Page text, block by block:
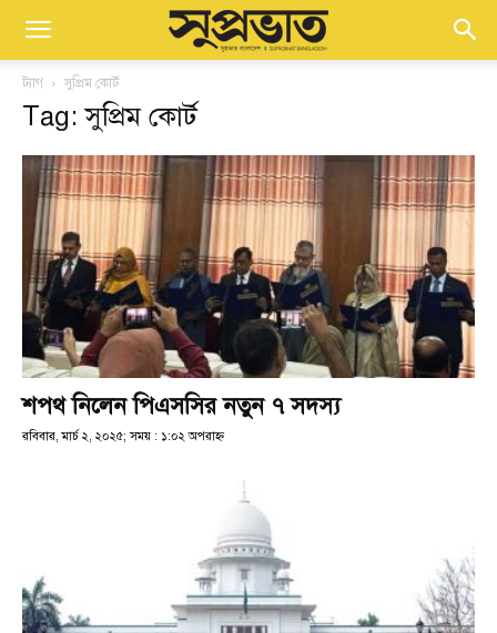
ট্যাগ সুপ্রিম কোর্ট
Tag: সুপ্রিম কোর্ট
শপথ নিলেন পিএসসির নতুন ৭ সদস্য
রবিবার, মার্চ ২, ২০২৫; সময় : ১:০২ অপরাহ্ণ